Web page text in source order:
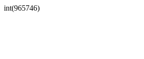
int(965746)